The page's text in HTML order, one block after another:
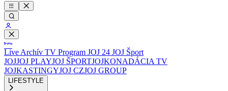
Live Archív TV Program JOJ 24 JOJ Šport
JOJJOJ PLAYJOJ ŠPORTJOJKONADÁCIA TV
JOJKASTINGYJOJ CZJOJ GROUP
LIFESTYLE